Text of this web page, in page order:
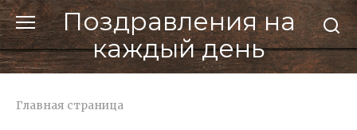
Перейти
к
контенту
Поздравления на
каждый день
Главная страница